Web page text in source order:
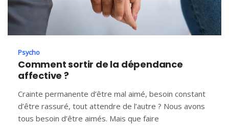
Psycho
Comment sortir de la dépendance
affective ?
Crainte permanente d’être mal aimé, besoin constant
d’être rassuré, tout attendre de l’autre ? Nous avons
tous besoin d’être aimés. Mais que faire